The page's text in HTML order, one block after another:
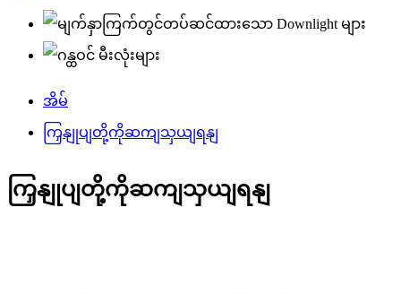
အိမ်
ကြှနျုပျတို့ကိုဆကျသှယျရနျ
ကြှနျုပျတို့ကိုဆကျသှယျရနျ